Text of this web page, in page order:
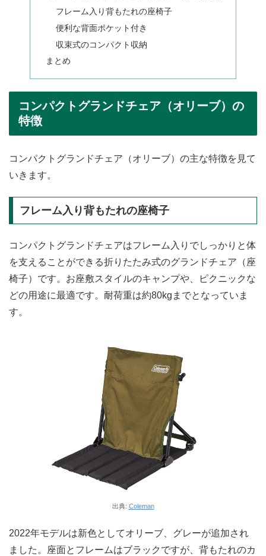
フレーム入り背もたれの座椅子
便利な背面ポケット付き
収束式のコンパクト収納
まとめ
コンパクトグランドチェア（オリーブ）の
特徴
コンパクトグランドチェア（オリーブ）の主な特徴を見て
いきます。
フレーム入り背もたれの座椅子
コンパクトグランドチェアはフレーム入りでしっかりと体
を支えることができる折りたたみ式のグランドチェア（座
椅子）です。お座敷スタイルのキャンプや、ピクニックな
どの用途に最適です。耐荷重は約80kgまでとなっていま
す。
出典: Coleman
2022年モデルは新色としてオリーブ、グレーが追加され
ました。座面とフレームはブラックですが、背もたれのカ